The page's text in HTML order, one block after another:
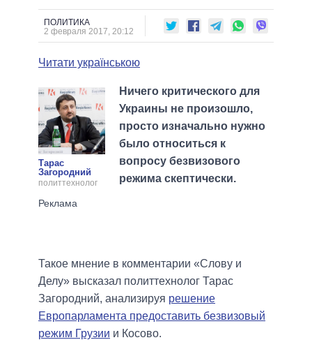
МЭРЫ
ВСЕ ПЕРСОНЫ
СРАВНЕНИЕ ПОЛИТИКОВ
ПОЛИТИКА
2 февраля 2017, 20:12
Читати українською
Тарас
Загородний
политтехнолог
Ничего критического для
Украины не произошло,
просто изначально нужно
было относиться к
вопросу безвизового
режима скептически.
Такое мнение в комментарии «Слову и
Делу» высказал политтехнолог Тарас
Загородний, анализируя решение
Европарламента предоставить безвизовый
режим Грузии и Косово.